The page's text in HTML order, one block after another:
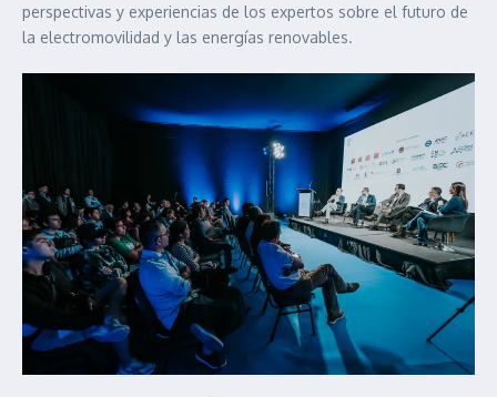
perspectivas y experiencias de los expertos sobre el futuro de
la electromovilidad y las energías renovables.